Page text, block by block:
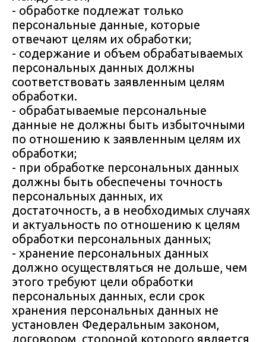
- обработке подлежат только
персональные данные, которые
отвечают целям их обработки;
- содержание и объем обрабатываемых
персональных данных должны
соответствовать заявленным целям
обработки.
- обрабатываемые персональные
данные не должны быть избыточными
по отношению к заявленным целям их
обработки;
- при обработке персональных данных
должны быть обеспечены точность
персональных данных, их
достаточность, а в необходимых случаях
и актуальность по отношению к целям
обработки персональных данных;
- хранение персональных данных
должно осуществляться не дольше, чем
этого требуют цели обработки
персональных данных, если срок
хранения персональных данных не
установлен Федеральным законом,
договором, стороной которого является